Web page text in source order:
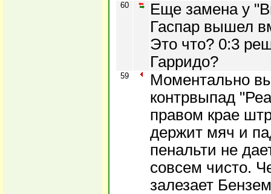
60
Еще замена у
Гаспар вышел
Это что? 0:3
Гарридо?
59
Моментально
контрвыпад
правом крае
держит мяч и
пенальти не
совсем чисто.
залезает